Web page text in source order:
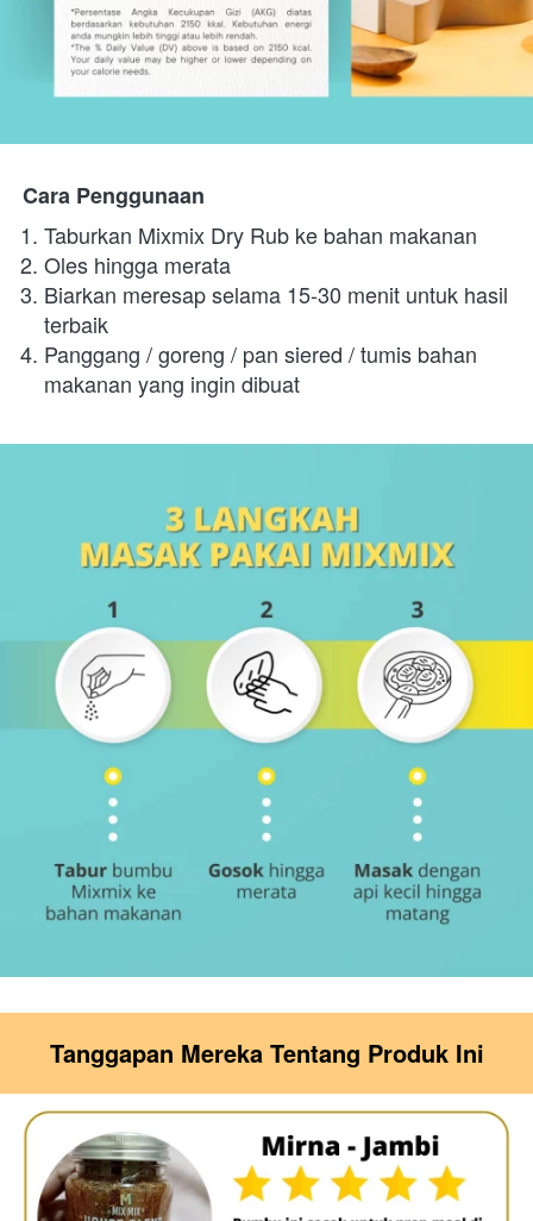
Cara Penggunaan
Taburkan Mixmix Dry Rub ke bahan makanan
Oles hingga merata
Biarkan meresap selama 15-30 menit untuk hasil
terbaik
Panggang / goreng / pan siered / tumis bahan
makanan yang ingin dibuat
Tanggapan Mereka Tentang Produk Ini